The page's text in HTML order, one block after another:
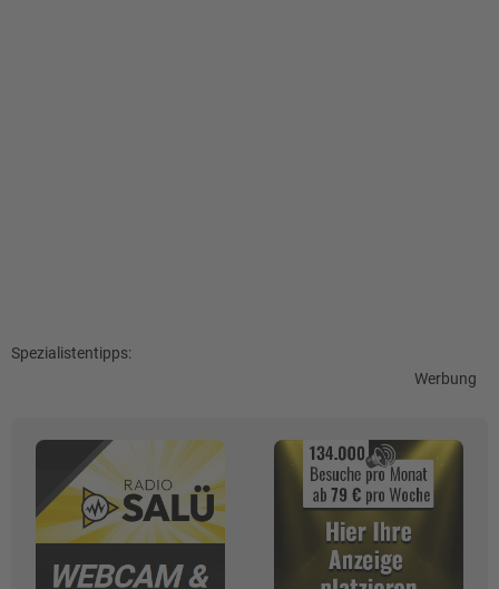
Spezialistentipps:
Werbung